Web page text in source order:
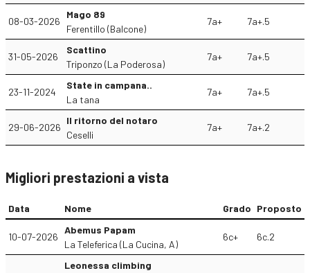
08-03-2026
Mago 89
Ferentillo (Balcone)
7a+ 7a+.5
31-05-2026
Scattino
Triponzo (La Poderosa)
7a+ 7a+.5
23-11-2024
State in campana..
La tana
7a+ 7a+.5
29-06-2026
Il ritorno del notaro
Ceselli
7a+ 7a+.2
Migliori prestazioni a vista
Data Nome Grado Proposto
10-07-2026
Abemus Papam
La Teleferica (La Cucina, A)
6c+ 6c.2
Leonessa climbing